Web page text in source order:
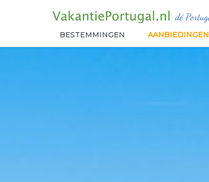
BESTEMMINGEN AANBIEDINGEN